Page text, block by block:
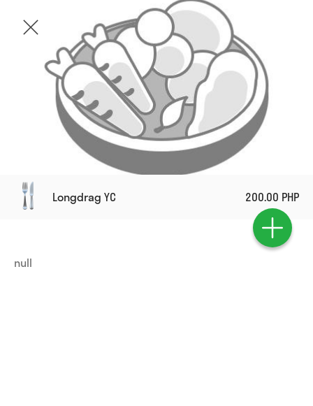
Longdrag YC 200.00 PHP
null